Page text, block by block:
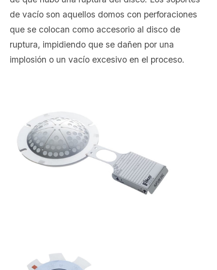
de vacío son aquellos domos con perforaciones
que se colocan como accesorio al disco de
ruptura, impidiendo que se dañen por una
implosión o un vacío excesivo en el proceso.